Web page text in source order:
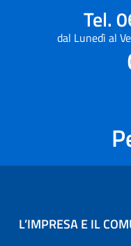
Tel.
dal Lunedì al
L’IMPRESA E IL